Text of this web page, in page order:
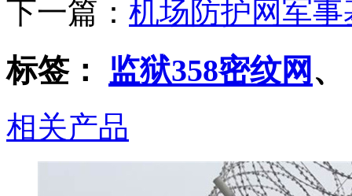
下一篇： 机场防护网军
标签： 监狱358密纹网 、
相关产品